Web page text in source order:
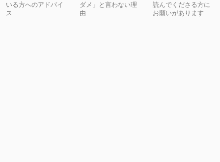
いる方へのアドバイ
ス
ダメ」と言わない理
由
読んでくださる方に
お願いがあります